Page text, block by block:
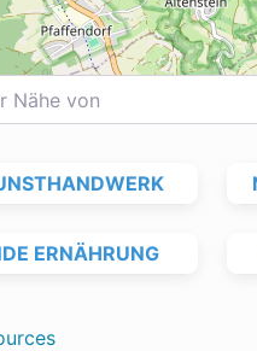
von
ERNÄHRUNG